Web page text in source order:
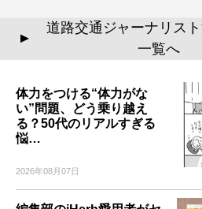
▲
道路交通ジャーナリス
一覧へ
体力をつける“体力がな
い”問題、どう乗り越え
る？50代のリアルすぎる
悩…
2026年08月07日